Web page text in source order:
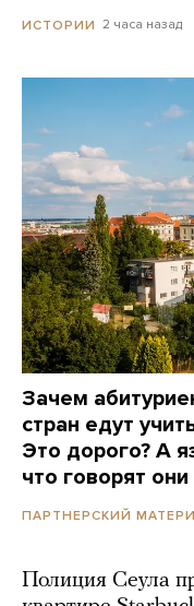
ИСТОРИИ 2 часа назад
Зачем
стран едут
Это дорого? А
что говорят
ПАРТНЕРСКИЙ
Полиция Сеула